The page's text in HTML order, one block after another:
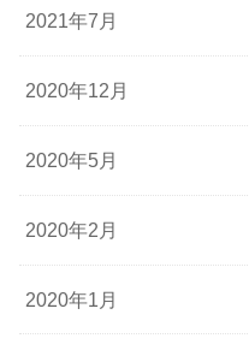
2021年7月
2020年12月
2020年5月
2020年2月
2020年1月